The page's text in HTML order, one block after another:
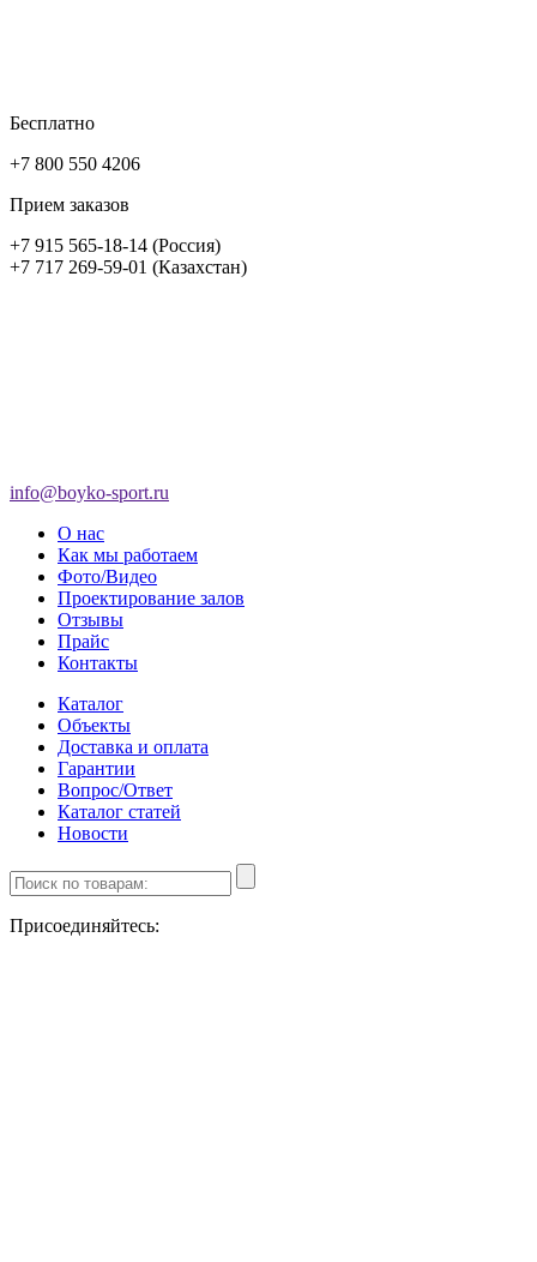
Бесплатно
+7 800 550 4206
Прием заказов
+7 915 565-18-14 (Россия)
+7 717 269-59-01 (Казахстан)
info@boyko-sport.ru
О нас
Как мы работаем
Фото/Видео
Проектирование залов
Отзывы
Прайс
Контакты
Каталог
Объекты
Доставка и оплата
Гарантии
Вопрос/Ответ
Каталог статей
Новости
Присоединяйтесь: